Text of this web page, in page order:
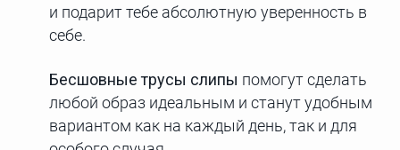
и подарит тебе абсолютную уверенность в
себе.
Бесшовные трусы слипы помогут сделать
любой образ идеальным и станут удобным
вариантом как на каждый день, так и для